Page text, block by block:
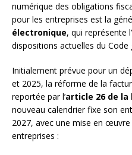
numérique des obligations
pour les entreprises est la
électronique, qui représente
dispositions actuelles du Code
Initialement prévue pour un
et 2025, la réforme de la
reportée par l’article 26 de la
nouveau calendrier fixe son
2027, avec une mise en
entreprises :